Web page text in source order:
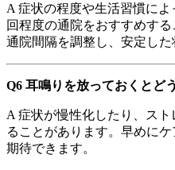
A 症状の程度や生活習慣に
回程度の通院をおすすめす
通院間隔を調整し、安定した
Q6 耳鳴りを放っておくとど
A 症状が慢性化したり、ス
ることがあります。早めに
期待できます。